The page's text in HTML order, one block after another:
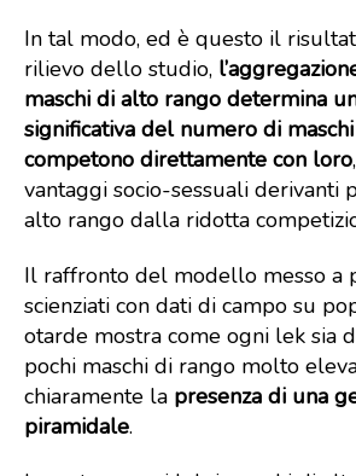
In tal modo, ed è questo il
rilievo dello studio,
maschi di alto rango determina
significativa del numero di
competono direttamente con loro
vantaggi socio-sessuali derivanti
alto rango dalla ridotta
Il raffronto del modello messo a
scienziati con dati di campo su
otarde mostra come ogni lek sia
pochi maschi di rango molto
chiaramente la presenza di una
piramidale.